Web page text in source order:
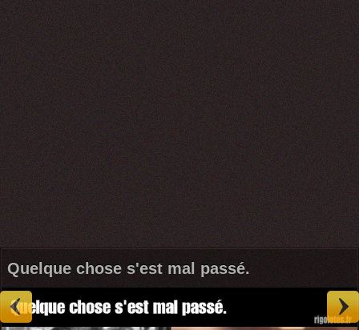
Quelque chose s'est mal passé.